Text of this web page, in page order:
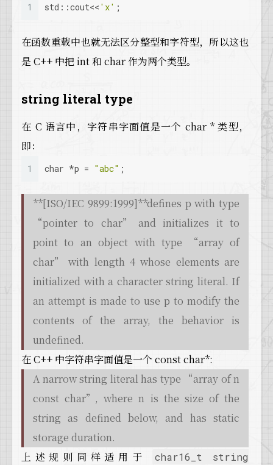
1 std::cout<< 'x' ;
在函数重载中也就无法区分整型和字符型，所以这也
是 C++ 中把 int 和 char 作为两个类型。
string literal type
在 C 语言中，字符串字面值是一个 char * 类型，
即：
1 char *p = "abc" ;
**[ISO/IEC 9899:1999]**defines p with type
“pointer to char” and initializes it to
point to an object with type “array of
char” with length 4 whose elements are
initialized with a character string literal. If
an attempt is made to use p to modify the
contents of the array, the behavior is
undefined.
在 C++ 中字符串字面值是一个 const char*:
A narrow string literal has type “array of n
const char”, where n is the size of the
string as defined below, and has static
storage duration.
上述规则同样适用于
char16_t string